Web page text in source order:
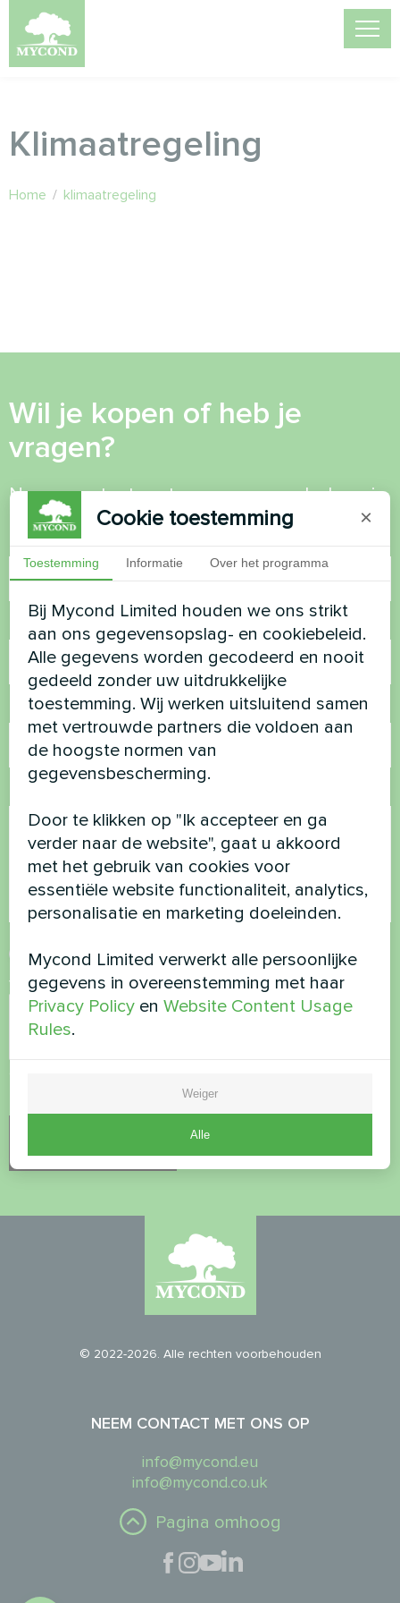
Klimaatregeling
Home / klimaatregeling
Wil je kopen of heb je
vragen?
Neem contact met ons op en we helpen je
Naam
Telefoonnummer
E-mail
Privacybeleidaccepteren
Veiligheidscontrole*
© 2022-2026. Alle rechten voorbehouden
NEEM CONTACT MET ONS OP
info@mycond.eu
info@mycond.co.uk
Pagina omhoog
Cookie toestemming ×
Toestemming Informatie Over het programma
Bij Mycond Limited houden we ons strikt
aan ons gegevensopslag- en cookiebeleid.
Alle gegevens worden gecodeerd en nooit
gedeeld zonder uw uitdrukkelijke
toestemming. Wij werken uitsluitend samen
met vertrouwde partners die voldoen aan
de hoogste normen van
gegevensbescherming.
Door te klikken op "Ik accepteer en ga
verder naar de website", gaat u akkoord
met het gebruik van cookies voor
essentiële website functionaliteit, analytics,
personalisatie en marketing doeleinden.
Mycond Limited verwerkt alle persoonlijke
gegevens in overeenstemming met haar
Privacy Policy enWebsite Content Usage
Rules.
Weiger
Alle